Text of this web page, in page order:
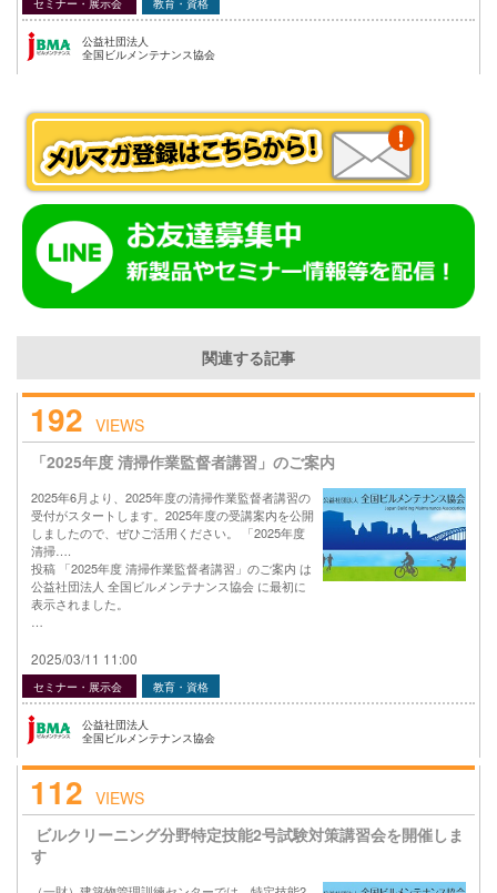
公益社団法人
全国ビルメンテナンス協会
関連する記事
192 VIEWS
「2025年度 清掃作業監督者講習」のご案内
2025年6月より、2025年度の清掃作業監督者講習の
受付がスタートします。2025年度の受講案内を公開
しましたので、ぜひご活用ください。 「2025年度
清掃….
投稿 「2025年度 清掃作業監督者講習」のご案内 は
公益社団法人 全国ビルメンテナンス協会 に最初に
表示されました。
2025/03/11 11:00
セミナー・展示会 教育・資格
公益社団法人
全国ビルメンテナンス協会
112 VIEWS
ビルクリーニング分野特定技能2号試験対策講習会を開催しま
す